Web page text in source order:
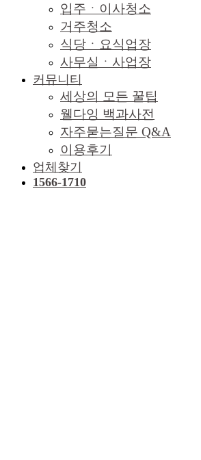
입주ㆍ이사청소
거주청소
식당ㆍ요식업장
사무실ㆍ사업장
커뮤니티
세상의 모든 꿀팁
웰다잉 백과사전
자주묻는질문 Q&A
이용후기
업체찾기
1566-1710